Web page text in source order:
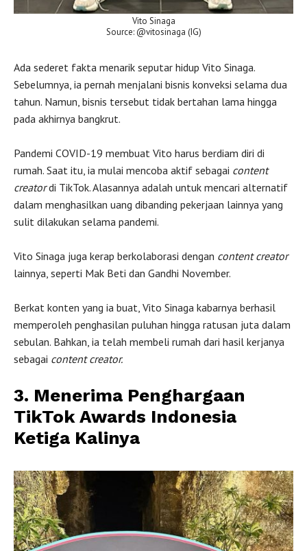
Vito Sinaga
Source: @vitosinaga (IG)
Ada sederet fakta menarik seputar hidup Vito Sinaga.
Sebelumnya, ia pernah menjalani bisnis konveksi selama dua
tahun. Namun, bisnis tersebut tidak bertahan lama hingga
pada akhirnya bangkrut.
Pandemi COVID-19 membuat Vito harus berdiam diri di
rumah. Saat itu, ia mulai mencoba aktif sebagai content
creatordi TikTok. Alasannya adalah untuk mencari alternatif
dalam menghasilkan uang dibanding pekerjaan lainnya yang
sulit dilakukan selama pandemi.
Vito Sinaga juga kerap berkolaborasi dengan content creator
lainnya, seperti Mak Beti dan Gandhi November.
Berkat konten yang ia buat, Vito Sinaga kabarnya berhasil
memperoleh penghasilan puluhan hingga ratusan juta dalam
sebulan. Bahkan, ia telah membeli rumah dari hasil kerjanya
sebagai content creator.
3. Menerima Penghargaan
TikTok Awards Indonesia
Ketiga Kalinya